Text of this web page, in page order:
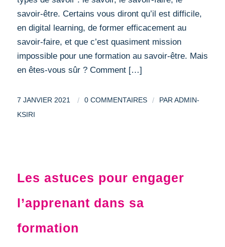
savoir-être. Certains vous diront qu’il est difficile,
en digital learning, de former efficacement au
savoir-faire, et que c’est quasiment mission
impossible pour une formation au savoir-être. Mais
en êtes-vous sûr ? Comment […]
7 JANVIER 2021 / 0 COMMENTAIRES / PAR ADMIN-
KSIRI
Les astuces pour engager
l’apprenant dans sa
formation